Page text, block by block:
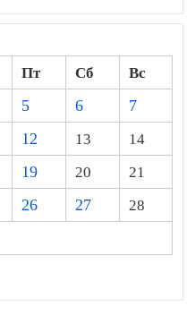
Пт Сб
Вс
5 6
7
12 13
14
19 20
21
26 27
28